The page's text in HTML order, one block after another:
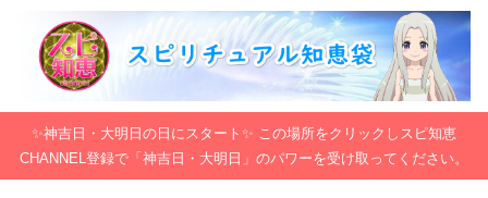
✨神吉日・大明日の日にスタート✨ この場所をクリックしスピ知恵
CHANNEL登録で「神吉日・大明日」のパワーを受け取ってください。